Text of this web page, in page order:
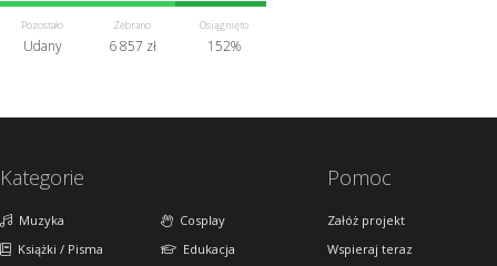
Pozostało
Udany
Zebrano
6 857 zł
Osiągnięto
152%
Kategorie
Muzyka
Książki / Pisma
Cosplay
Edukacja
Pomoc
Załóż projekt
Wspieraj teraz